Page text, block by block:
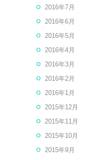
2016年7月
2016年6月
2016年5月
2016年4月
2016年3月
2016年2月
2016年1月
2015年12月
2015年11月
2015年10月
2015年9月